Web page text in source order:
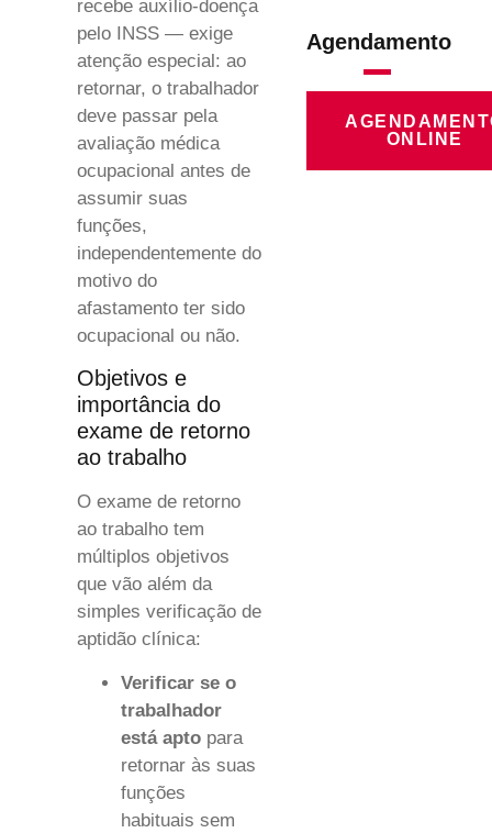
recebe auxílio-doença
pelo INSS — exige
atenção especial: ao
retornar, o trabalhador
deve passar pela
avaliação médica
ocupacional antes de
assumir suas
funções,
independentemente do
motivo do
afastamento ter sido
ocupacional ou não.
Objetivos e
importância do
exame de retorno
ao trabalho
O exame de retorno
ao trabalho tem
múltiplos objetivos
que vão além da
simples verificação de
aptidão clínica:
Verificar se o
trabalhador
está apto para
retornar às suas
funções
habituais sem
Agendamento
ONLINE